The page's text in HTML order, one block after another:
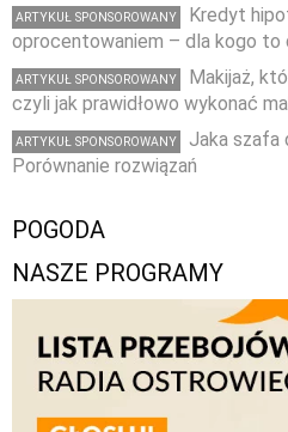
ARTYKUŁ SPONSOROWANY
Kredyt
oprocentowaniem – dla kogo to
ARTYKUŁ SPONSOROWANY
Makijaż,
czyli jak prawidłowo wykonać
ARTYKUŁ SPONSOROWANY
Jaka szafa
Porównanie rozwiązań
POGODA
NASZE PROGRAMY